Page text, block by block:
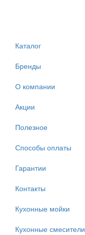
Каталог
Бренды
О компании
Акции
Полезное
Способы оплаты
Гарантии
Контакты
Кухонные мойки
Кухонные смесители